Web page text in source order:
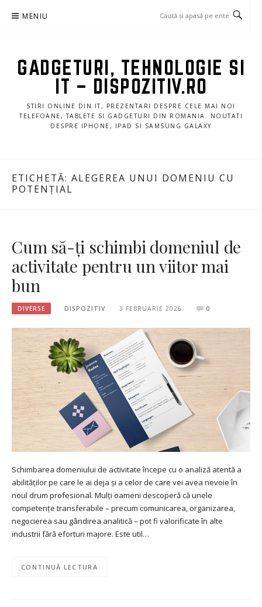
MENIU
GADGETURI, TEHNOLOGIE SI
IT – DISPOZITIV.RO
STIRI ONLINE DIN IT, PREZENTARI DESPRE CELE MAI NOI
TELEFOANE, TABLETE SI GADGETURI DIN ROMANIA. NOUTATI
DESPRE IPHONE, IPAD SI SAMSUNG GALAXY
ETICHETĂ: ALEGEREA UNUI DOMENIU CU
POTENȚIAL
Cum să-ți schimbi domeniul de
activitate pentru un viitor mai
bun
DIVERSE DISPOZITIV 3 FEBRUARIE 2026 0
Schimbarea domeniului de activitate începe cu o analiză atentă a
abilităților pe care le ai deja și a celor de care vei avea nevoie în
noul drum profesional. Mulți oameni descoperă că unele
competențe transferabile – precum comunicarea, organizarea,
negocierea sau gândirea analitică – pot fi valorificate în alte
industrii fără eforturi majore. Este util…
CONTINUĂ LECTURA